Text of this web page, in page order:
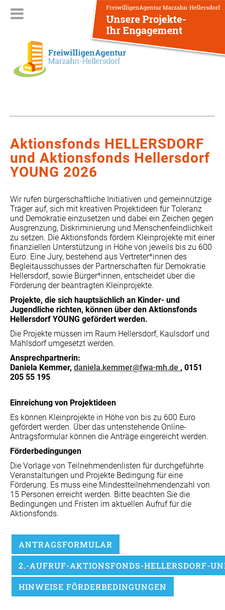
Aktionsfonds HELLERSDORF
und Aktionsfonds Hellersdorf
YOUNG 2026
Wir rufen bürgerschaftliche Initiativen und gemeinnützige
Träger auf, sich mit kreativen Projektideen für Toleranz
und Demokratie einzusetzen und dabei ein Zeichen gegen
Ausgrenzung, Diskriminierung und Menschenfeindlichkeit
zu setzen. Die Aktionsfonds fördern Kleinprojekte mit einer
finanziellen Unterstützung in Höhe von jeweils bis zu 600
Euro. Eine Jury, bestehend aus Vertreter*innen des
Begleitausschusses der Partnerschaften für Demokratie
Hellersdorf, sowie Bürger*innen, entscheidet über die
Förderung der beantragten Kleinprojekte.
Projekte, die sich hauptsächlich an Kinder- und
Jugendliche richten, können über den Aktionsfonds
Hellersdorf YOUNG gefördert werden.
Die Projekte müssen im Raum Hellersdorf, Kaulsdorf und
Mahlsdorf umgesetzt werden.
Ansprechpartnerin:
Daniela Kemmer, daniela.kemmer@fwa-mh.de , 0151
205 55 195
Einreichung von Projektideen
Es können Kleinprojekte in Höhe von bis zu 600 Euro
gefördert werden. Über das untenstehende Online-
Antragsformular können die Anträge eingereicht werden.
Förderbedingungen
Die Vorlage von Teilnehmendenlisten für durchgeführte
Veranstaltungen und Projekte Bedingung für eine
Förderung. Es muss eine Mindestteilnehmendenzahl von
15 Personen erreicht werden. Bitte beachten Sie die
Bedingungen und Fristen im aktuellen Aufruf für die
Aktionsfonds.
ANTRAGSFORMULAR
2.-AUFRUF-AKTIONSFONDS-HELLERSDORF-
HINWEISE FÖRDERBEDINGUNGEN